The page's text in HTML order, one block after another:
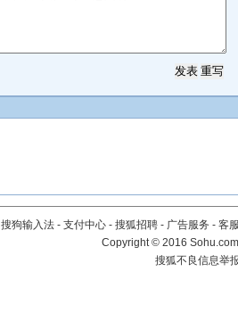
搜狗输入法 - 支付中心 - 搜狐招聘 - 广告服务 - 客
Copyright©2016
搜狐不良信息举